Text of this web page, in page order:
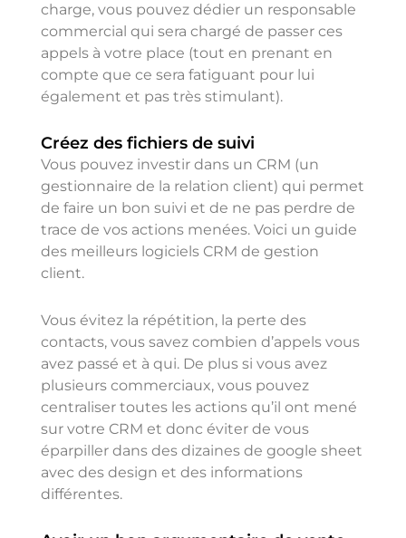
charge, vous pouvez dédier un responsable
commercial qui sera chargé de passer ces
appels à votre place (tout en prenant en
compte que ce sera fatiguant pour lui
également et pas très stimulant).
Créez des fichiers de suivi
Vous pouvez investir dans un CRM (un
gestionnaire de la relation client) qui permet
de faire un bon suivi et de ne pas perdre de
trace de vos actions menées. Voici un guide
des meilleurs logiciels CRM de gestion
client.
Vous évitez la répétition, la perte des
contacts, vous savez combien d’appels vous
avez passé et à qui. De plus si vous avez
plusieurs commerciaux, vous pouvez
centraliser toutes les actions qu’il ont mené
sur votre CRM et donc éviter de vous
éparpiller dans des dizaines de google sheet
avec des design et des informations
différentes.